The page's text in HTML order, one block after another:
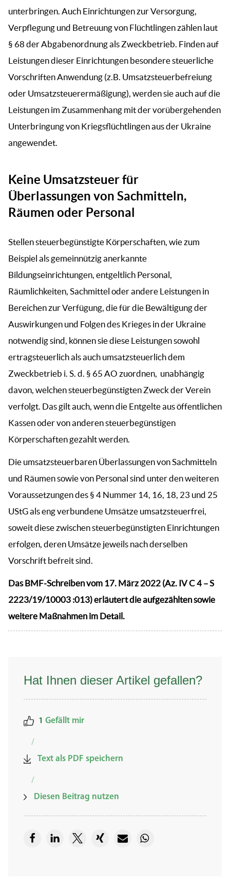
unterbringen. Auch Einrichtungen zur Versorgung,
Verpflegung und Betreuung von Flüchtlingen zählen laut
§ 68 der Abgabenordnung als Zweckbetrieb. Finden auf
Leistungen dieser Einrichtungen besondere steuerliche
Vorschriften Anwendung (z.B. Umsatzsteuerbefreiung
oder Umsatzsteuerermäßigung), werden sie auch auf die
Leistungen im Zusammenhang mit der vorübergehenden
Unterbringung von Kriegsflüchtlingen aus der Ukraine
angewendet.
Keine Umsatzsteuer für
Überlassungen von Sachmitteln,
Räumen oder Personal
Stellen steuerbegünstigte Körperschaften, wie zum
Beispiel als gemeinnützig anerkannte
Bildungseinrichtungen, entgeltlich Personal,
Räumlichkeiten, Sachmittel oder andere Leistungen in
Bereichen zur Verfügung, die für die Bewältigung der
Auswirkungen und Folgen des Krieges in der Ukraine
notwendig sind, können sie diese Leistungen sowohl
ertragsteuerlich als auch umsatzsteuerlich dem
Zweckbetrieb i. S. d. § 65 AO zuordnen, unabhängig
davon, welchen steuerbegünstigten Zweck der Verein
verfolgt. Das gilt auch, wenn die Entgelte aus öffentlichen
Kassen oder von anderen steuerbegünstigen
Körperschaften gezahlt werden.
Die umsatzsteuerbaren Überlassungen von Sachmitteln
und Räumen sowie von Personal sind unter den weiteren
Voraussetzungen des § 4 Nummer 14, 16, 18, 23 und 25
UStG als eng verbundene Umsätze umsatzsteuerfrei,
soweit diese zwischen steuerbegünstigten Einrichtungen
erfolgen, deren Umsätze jeweils nach derselben
Vorschrift befreit sind.
Das BMF-Schreiben vom 17. März 2022 (Az. IV C 4 – S
2223/19/10003 :013) erläutert die aufgezählten sowie
weitere Maßnahmen im Detail.
Hat Ihnen dieser Artikel gefallen?
1 Gefällt mir
/
Text als PDF speichern
/
Diesen Beitrag nutzen